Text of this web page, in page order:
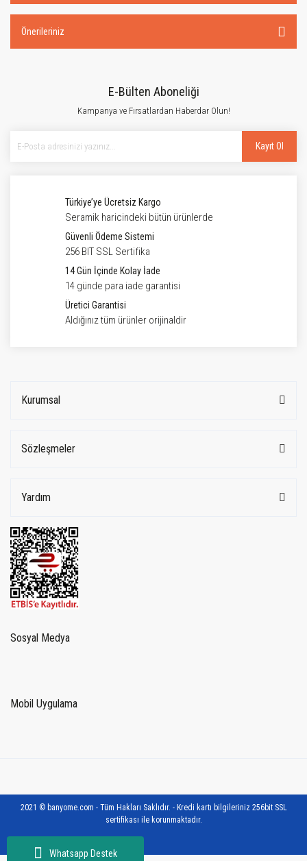
Whatsapp Destek
Önerileriniz
E-Bülten Aboneliği
Kampanya ve Fırsatlardan Haberdar Olun!
Kayıt Ol
Türkiye’ye Ücretsiz Kargo
Seramik haricindeki bütün ürünlerde
Güvenli Ödeme Sistemi
256 BIT SSL Sertifika
14 Gün İçinde Kolay İade
14 günde para iade garantisi
Üretici Garantisi
Aldığınız tüm ürünler orijinaldir
Kurumsal
Sözleşmeler
Yardım
Sosyal Medya
Mobil Uygulama
2021 © banyome.com - Tüm Hakları Saklıdır. - Kredi kartı bilgileriniz 256bit SSL
sertifikası ile korunmaktadır.